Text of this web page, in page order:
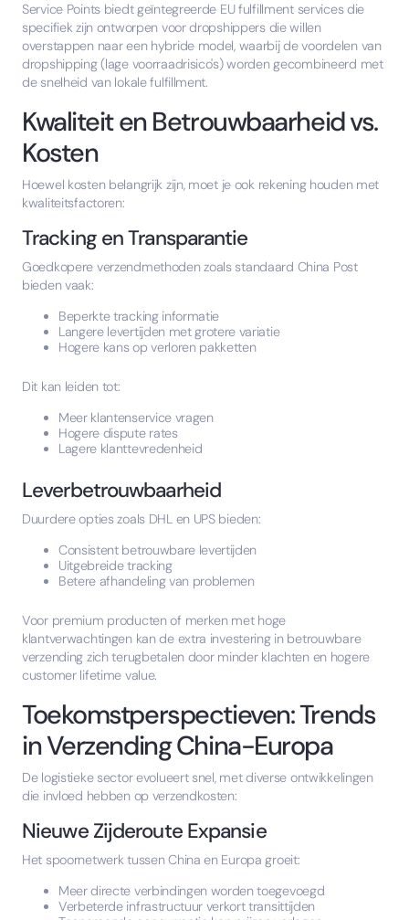
Service Points biedt geïntegreerde EU fulfillment services die
specifiek zijn ontworpen voor dropshippers die willen
overstappen naar een hybride model, waarbij de voordelen van
dropshipping (lage voorraadrisico's) worden gecombineerd met
de snelheid van lokale fulfillment.
Kwaliteit en Betrouwbaarheid vs.
Kosten
Hoewel kosten belangrijk zijn, moet je ook rekening houden met
kwaliteitsfactoren:
Tracking en Transparantie
Goedkopere verzendmethoden zoals standaard China Post
bieden vaak:
Beperkte tracking informatie
Langere levertijden met grotere variatie
Hogere kans op verloren pakketten
Dit kan leiden tot:
Meer klantenservice vragen
Hogere dispute rates
Lagere klanttevredenheid
Leverbetrouwbaarheid
Duurdere opties zoals DHL en UPS bieden:
Consistent betrouwbare levertijden
Uitgebreide tracking
Betere afhandeling van problemen
Voor premium producten of merken met hoge
klantverwachtingen kan de extra investering in betrouwbare
verzending zich terugbetalen door minder klachten en hogere
customer lifetime value.
Toekomstperspectieven: Trends
in Verzending China-Europa
De logistieke sector evolueert snel, met diverse ontwikkelingen
die invloed hebben op verzendkosten:
Nieuwe Zijderoute Expansie
Het spoornetwerk tussen China en Europa groeit:
Meer directe verbindingen worden toegevoegd
Verbeterde infrastructuur verkort transittijden